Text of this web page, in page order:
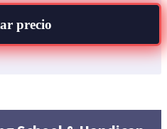
precio